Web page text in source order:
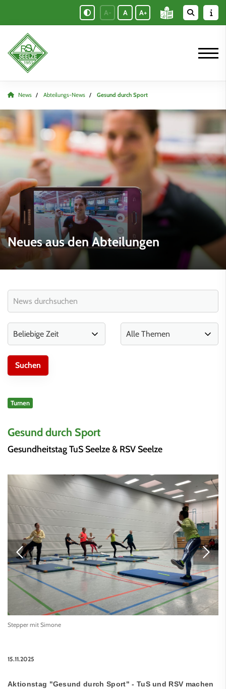
A- A A+
News Abteilungs-News Gesund durch Sport
Neues aus den Abteilungen
Turnen
Gesund durch Sport
Gesundheitstag TuS Seelze & RSV Seelze
Stepper mit Simone
15.11.2025
Aktionstag "Gesund durch Sport" - TuS und RSV machen